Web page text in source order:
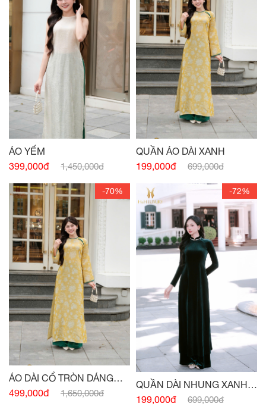
ÁO YẾM
399,000đ
1,450,000đ
QUẦN ÁO DÀI XANH
199,000đ
699,000đ
-70%
ÁO DÀI CỔ TRÒN DÁNG
XUÔNG VỪA PHỐI CỔ -
499,000đ 1,650,000đ
-72%
QUẦN DÀI NHUNG XANH
CỔ VỊT
199,000đ 699,000đ